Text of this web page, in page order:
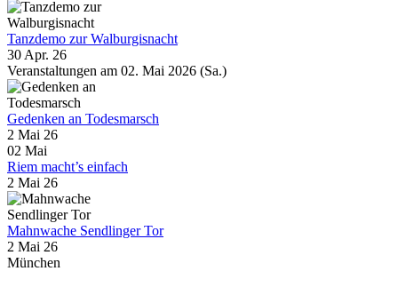
Tanzdemo zur Walburgisnacht
30 Apr. 26
Veranstaltungen am 02. Mai 2026 (Sa.)
Gedenken an Todesmarsch
2 Mai 26
02 Mai
Riem macht’s einfach
2 Mai 26
Mahnwache Sendlinger Tor
2 Mai 26
München